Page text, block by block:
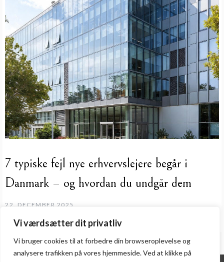
Vi værdsætter dit privatliv
Vi bruger cookies til at forbedre din browseroplevelseog
analyseretrafikken på vores hjemmeside.Ved at klikke på
7 typiske fejl nye erhvervslejere begår i
Danmark – og hvordan du undgår dem
22. DECEMBER 2025